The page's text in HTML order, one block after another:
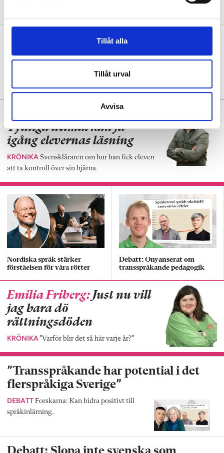
l
Tillåt alla
Tillåt urval
Avvisa
Tre språklärare om diktamen
PANELEN”I engelska är den uppenbara
Tydliga delmål kan få
igång elevernas läsning
KRÖNIKA Svenskläraren om hur han fick eleven
att ta kontroll över sin hjärna.
Nordiska språk stärker
förståelsen för våra rötter
Debatt: Onyanserat om
transspråkande pedagogik
Emilia Friberg: Just nu vill
jag bara dö
rättningsdöden
KRÖNIKA ”Varför blir det så här varje år?”
”Transspråkande har potential i det
flerspråkiga Sverige”
DEBATT Forskarna: Kan bidra positivt till
språkinlärning.